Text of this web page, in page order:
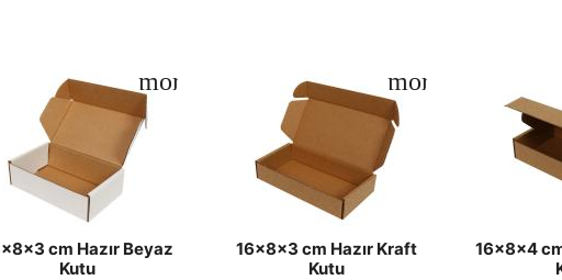
cm Hazır Beyaz
Kutu
16x8x3 cm Hazır Kraft
Kutu
16x8x4